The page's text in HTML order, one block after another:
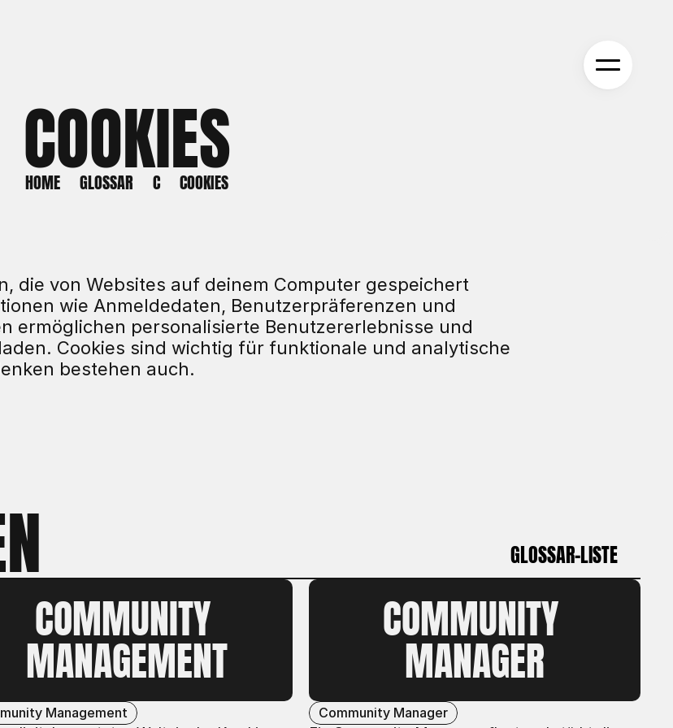
COOKIES
HOME GLOSSAR C COOKIES
die von Websites auf deinem Computer gespeichert
wie Anmeldedaten, Benutzerpräferenzen und
ermöglichen personalisierte Benutzererlebnisse und
Cookies sind wichtig für funktionale und analytische
bestehen auch.
GLOSSAR-LISTE
GLOSSAR-LISTE
COMMUNITY
MANAGEMENT
Management
COMMUNITY
MANAGER
Community Manager